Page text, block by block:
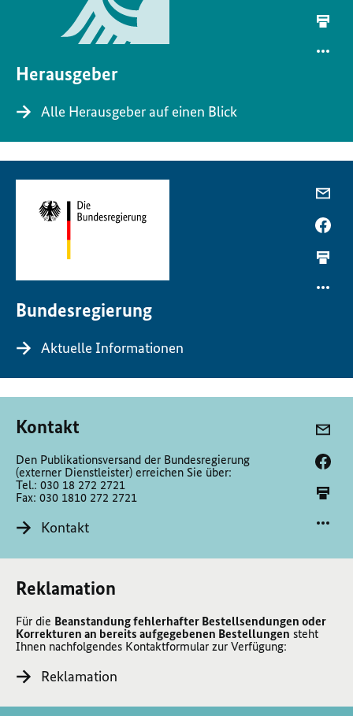
Herausgeber
Alle Herausgeber auf einen Blick
Bundesregierung
Aktuelle Informationen
Kontakt
Den Publikationsversand der Bundesregierung
(externer Dienstleister) erreichen Sie über:
Tel.: 030 18 272 2721
Fax: 030 1810 272 2721
Kontakt
Reklamation
Für die Beanstandung fehlerhafter Bestellsendungen oder
Korrekturen an bereits aufgegebenen Bestellungen steht
Ihnen nachfolgendes Kontaktformular zur Verfügung:
Reklamation